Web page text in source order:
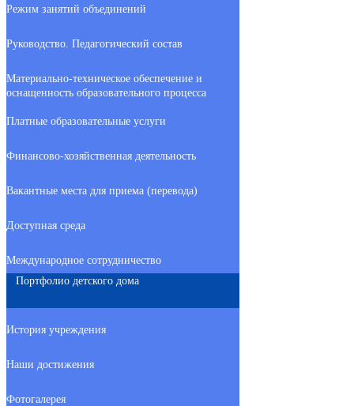
Режим занятий объединений
Руководство. Педагогический состав
Материально-техническое обеспечение и
оснащенность образовательного процесса
Платные образовательные услуги
Финансово-хозяйственная деятельность
Вакантные места для приема (перевода)
Доступная среда
Международное сотрудничество
Портфолио детского дома
История учреждения
Наши достижения
Фотогалерея